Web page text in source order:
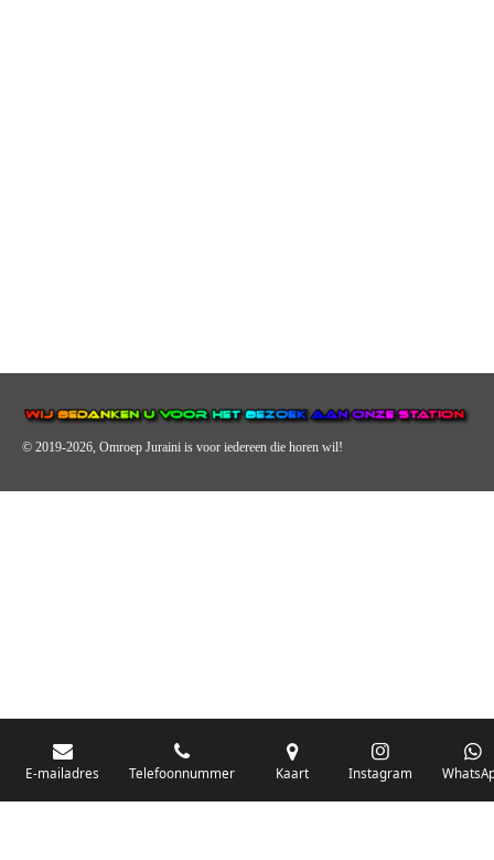
© 2019-2026, Omroep Juraini is voor iedereen die horen wil!
E-mailadres Telefoonnummer Kaart Instagram
De zender richt zich op jongeren, jongvolwassenen, volwassenen en we
vooral urban muziek als non-stop.
Wij brengen het nieuws uit de streek via radio en online. Via de website en